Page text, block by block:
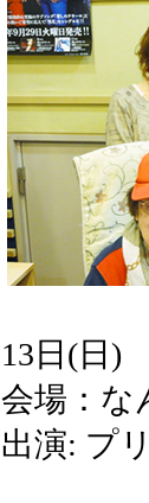
13日(日)
会場：な
出演: プ